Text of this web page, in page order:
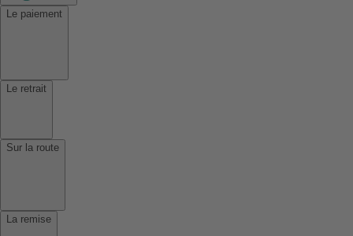
Le paiement
Le retrait
Sur la route
La remise